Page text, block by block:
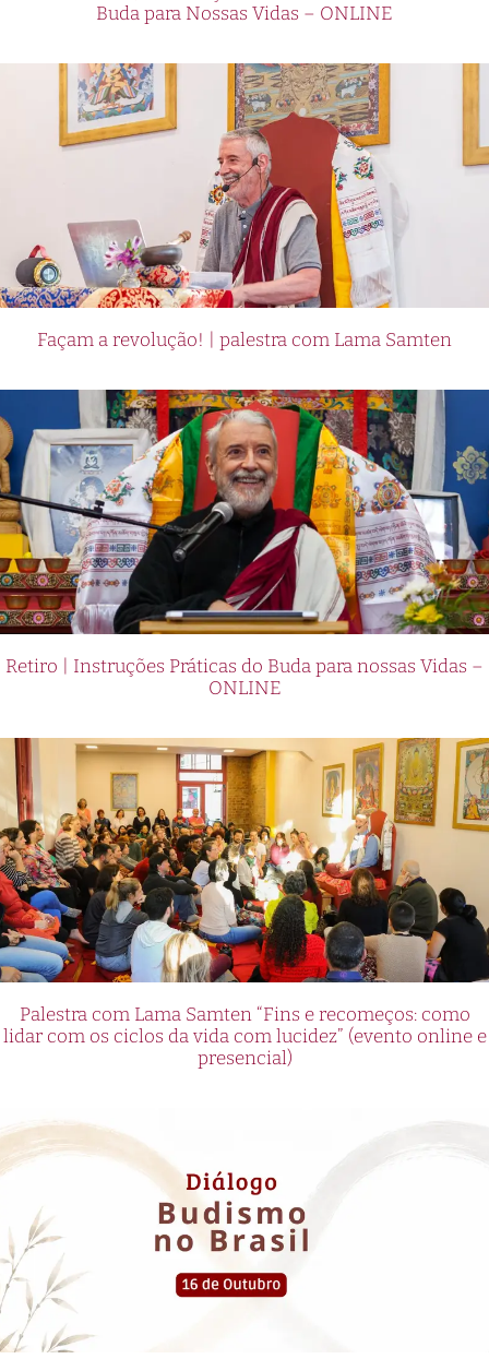
Buda para Nossas Vidas – ONLINE
Façam a revolução! | palestra com Lama Samten
Retiro | Instruções Práticas do Buda para nossas Vidas –
ONLINE
Palestra com Lama Samten “Fins e recomeços: como
lidar com os ciclos da vida com lucidez” (evento online e
presencial)